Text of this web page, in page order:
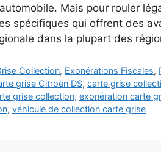
Mais pour rouler
spécifiques qui offrent des
dans la plupart des
Collection, Exonérations Fiscales,
grise Citroën DS,carte grise
grise collection, exonération carte
, véhicule de collection carte grise